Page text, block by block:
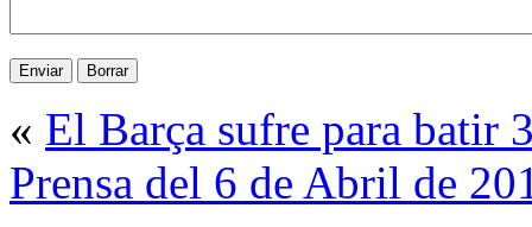
« El Barça sufre para batir
Prensa del 6 de Abril de